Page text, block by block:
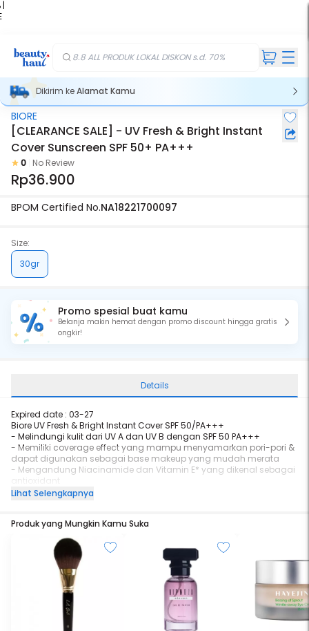
|
8.8 ALL PRODUK LOKAL DISKON s.d. 70%
Dikirim keAlamat Kamu
BIORE
[CLEARANCE SALE] - UV Fresh & Bright Instant
Cover Sunscreen SPF 50+ PA+++
0 No Review
Rp36.900
BPOM Certified No.NA18221700097
Size:
30gr
Promo spesial buat kamu
Belanja makin hemat dengan promo discount hingga gratis
ongkir!
Details
Expired date : 03-27
Biore UV Fresh & Bright Instant Cover SPF 50/PA+++
- Melindungi kulit dari UV A dan UV B dengan SPF 50 PA+++
- Memiliki coverage effect yang mampu menyamarkan pori-pori &
dapat digunakan sebagai base makeup yang mudah merata
- Mengandung Niacinamide dan Vitamin E* yang dikenal sebagai
antioxidant
- No added fragrance, no white cast
- Tidak lengket namun tetap terasa lembap di kulit
- 9 dari 10 wanita Indonesia merasa kulitnya tampak cerah dan
merata setelah pemakaian produk ini**
Biore UV Fresh & Bright Instant Cover SPF 50 / PA+++
UV Protection SPF 50 dan PA+++ tidak hanya memberikan
perlindungan terhadap sinar UV, tetapi juga menyamarkan warna
kulit yang tidak rata dan noda hitam di wajah secara instant. Kulit
terlindungi, tak khawatir kulit belang yang disebabkan oleh
paparan sinar UV
Lihat Selengkapnya
Produk yang Mungkin Kamu Suka